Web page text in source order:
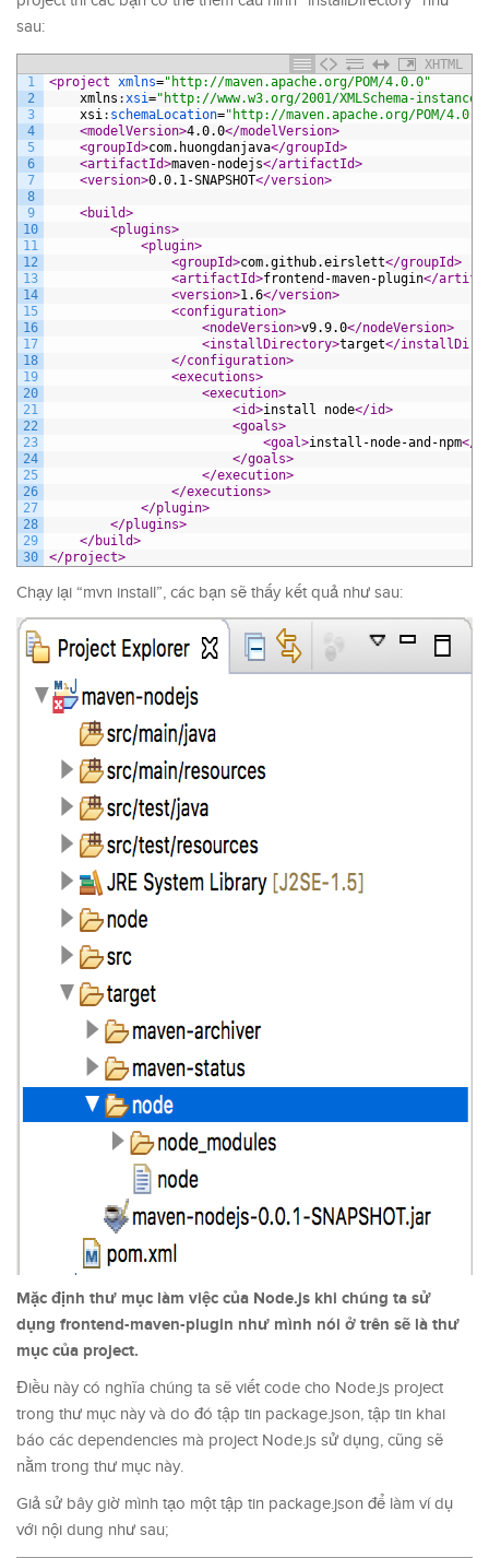
sau:
XHTML
1
2
3
4
5
6
7
8
9
10
11
12
13
14
15
16
17
18
19
20
21
22
23
24
25
26
27
28
29
30
<project xmlns="http://maven.apache.org/POM/4.0.0"
xmlns : xsi="http://www.w3.org/2001/XMLSchema-instance"
xsi : schemaLocation="http://maven.apache.org/POM/
<modelVersion>4.0.0</modelVersion>
<groupId>com.huongdanjava</groupId>
<artifactId>maven-nodejs</artifactId>
<version>0.0.1-SNAPSHOT</version>
<build>
<plugins>
<plugin>
<groupId>com.github.eirslett</groupId>
<artifactId>frontend-maven-plugin</
<version>1.6</version>
<configuration>
<nodeVersion>v9.9.0</nodeVersion>
<installDirectory>target</
</configuration>
<executions>
<execution>
<id>install node</id>
<goals>
<goal>install-node-and-npm</
</goals>
</execution>
</executions>
</plugin>
</plugins>
</build>
</project>
Chạy lại “mvn install”, các bạn sẽ thấy kết quả như sau:
Mặc định thư mục làm việc của Node.js khi chúng ta sử
dụng frontend-maven-plugin như mình nói ở trên sẽ là thư
mục của project.
Điều này có nghĩa chúng ta sẽ viết code cho Node.js project
trong thư mục này và do đó tập tin package.json, tập tin khai
báo các dependencies mà project Node.js sử dụng, cũng sẽ
nằm trong thư mục này.
Giả sử bây giờ mình tạo một tập tin package.json để làm ví dụ
với nội dung như sau;